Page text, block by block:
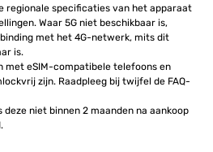
regionale specificaties van het apparaat
Waar 5G niet beschikbaar is,
met het 4G-netwerk, mits dit
is.
met eSIM-compatibele telefoons en
zijn. Raadpleeg bij twijfel de FAQ-
deze niet binnen 2 maanden na aankoop